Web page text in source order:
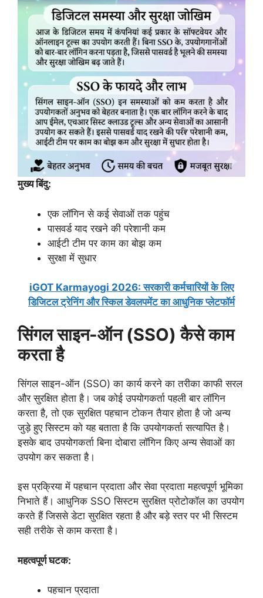
मुख्य बिंदु:
एक लॉगिन से कई सेवाओं तक पहुंच
पासवर्ड याद रखने की परेशानी कम
आईटी टीम पर काम का बोझ कम
सुरक्षा में सुधार
iGOT Karmayogi 2026: सरकारी कर्मचारियों के लिए
डिजिटल ट्रेनिंग और स्किल डेवलपमेंट का आधुनिक प्लेटफॉर्म
सिंगल साइन-ऑन (SSO) कैसे काम
करता है
सिंगल साइन-ऑन (SSO) का कार्य करने का तरीका काफी सरल
और सुरक्षित होता है। जब कोई उपयोगकर्ता पहली बार लॉगिन
करता है, तो एक सुरक्षित पहचान टोकन तैयार होता है जो अन्य
जुड़े हुए सिस्टम को यह बताता है कि उपयोगकर्ता सत्यापित है।
इसके बाद उपयोगकर्ता बिना दोबारा लॉगिन किए अन्य सेवाओं का
उपयोग कर सकता है।
इस प्रक्रिया में पहचान प्रदाता और सेवा प्रदाता महत्वपूर्ण भूमिका
निभाते हैं। आधुनिक SSO सिस्टम सुरक्षित प्रोटोकॉल का उपयोग
करते हैं जिससे डेटा सुरक्षित रहता है और बड़े स्तर पर भी सिस्टम
सही तरीके से काम करता है।
महत्वपूर्ण घटक:
पहचान प्रदाता